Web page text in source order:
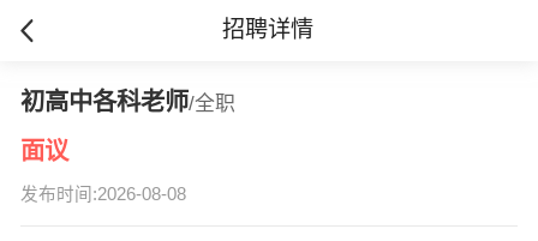
招聘详情
初高中各科老师/全职
面议
发布时间:2026-08-08